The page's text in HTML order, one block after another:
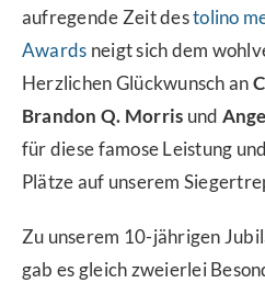
aufregende Zeit destolino
Awards neigt sich dem
Herzlichen Glückwunsch an
Brandon Q. Morris und
für diese famose Leistung
Plätze auf unserem
Zu unserem 10-jährigen
gab es gleich zweierlei